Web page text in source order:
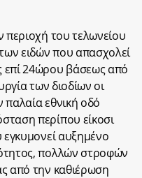
του τελωνείου
ειδών που απασχολεί
επί 24ώρου βάσεως από
των διοδίων οι
εθνική οδό
περίπου είκοσι
αυξημένο
πολλών στροφών
από την καθιέρωση